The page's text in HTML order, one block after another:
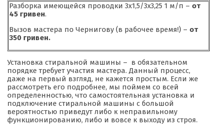
Разборка имеющейся проводки 3х1,5/3х3,25 1 м/п – от
45 гривен.
Вызов мастера по Чернигову (в рабочее время!) – от
350 гривен.
Установка стиральной машины – в обязательном
порядке требует участия мастера. Данный процесс,
даже на первый взгляд, не кажется простым. Если же
рассмотреть его подробнее, мы поймем со всей
определенностью, что самостоятельная установка и
подключение стиральной машины с большой
вероятностью приведут либо к неправильному
функционированию, либо и вовсе к выходу из строя.